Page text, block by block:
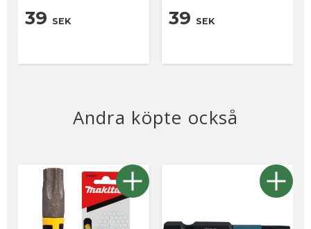
39 SEK 39 SEK
Andra köpte också